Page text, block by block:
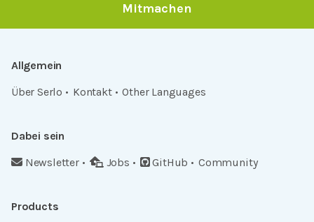
Mitmachen
Allgemein
Über Serlo
Kontakt Other Languages
Dabei sein
Newsletter
Jobs GitHub Community
Products